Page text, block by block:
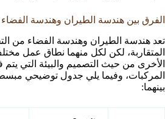
الفرق بين هندسة الطيران وهندسة الفضاء
تعد هندسة الطيران وهندسة الفضاء من
المتقاربة، لكن لكل منهما نطاق عمل
الأخرى من حيث التصميم والبيئة التي يتم
المركبات، وفيما يلي جدول توضيحي
بينهما: